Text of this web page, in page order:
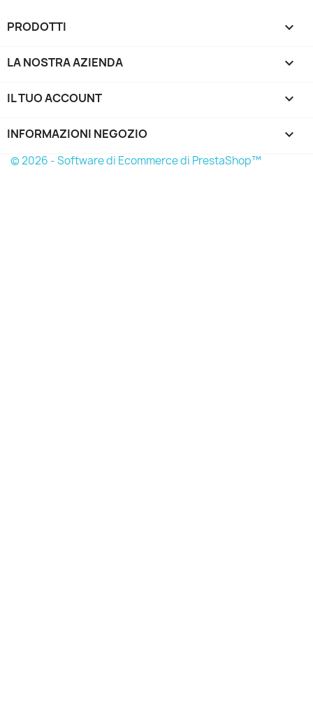
PRODOTTI 
LA NOSTRA AZIENDA 
IL TUO ACCOUNT 
INFORMAZIONI NEGOZIO keyboard_arrow_down
© 2026 - Software di Ecommerce di PrestaShop™